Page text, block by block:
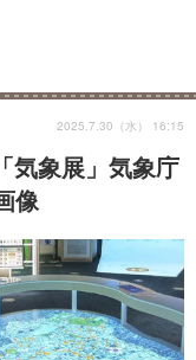
気象展」気象庁
像
2025.7.30（水） 16:15